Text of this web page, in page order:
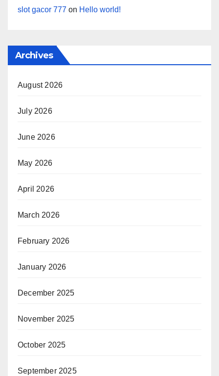
slot gacor 777 on Hello world!
Archives
August 2026
July 2026
June 2026
May 2026
April 2026
March 2026
February 2026
January 2026
December 2025
November 2025
October 2025
September 2025